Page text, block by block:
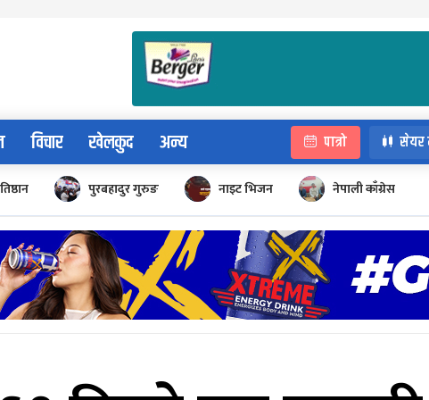
विचार खेलकुद अन्य पात्रो सेयर
पुरबहादुर गुरुङ नाइट भिजन नेपाली काँग्रेस